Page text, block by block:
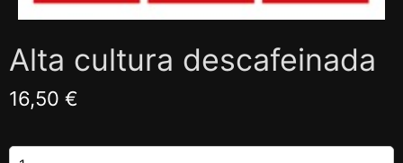
Alta cultura descafeinada
16,50 €